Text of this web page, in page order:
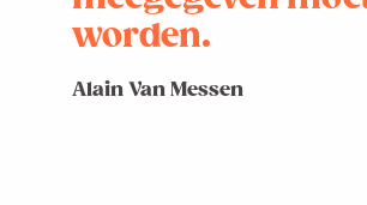
worden.
Alain Van Messen